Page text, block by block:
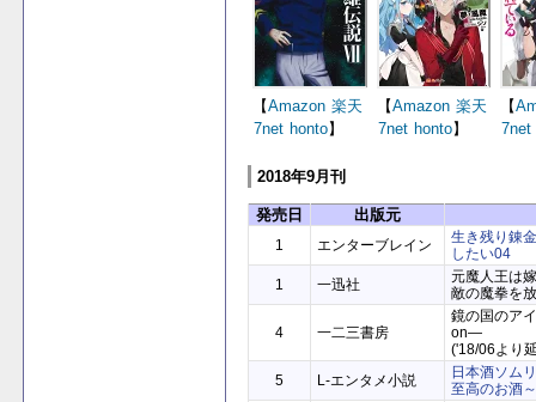
【Amazon 楽天
7net honto】
【Amazon 楽天
7net honto】
【
7net
2018年9月刊
発売日 出版元
1 エンターブレイン
生き残り錬
したい04
1
一迅社
元魔人王は
敵の魔拳を
4 一二三書房
鏡の国のア
on―
('18/06より
5
L-エンタメ小説
日本酒ソム
至高のお酒～